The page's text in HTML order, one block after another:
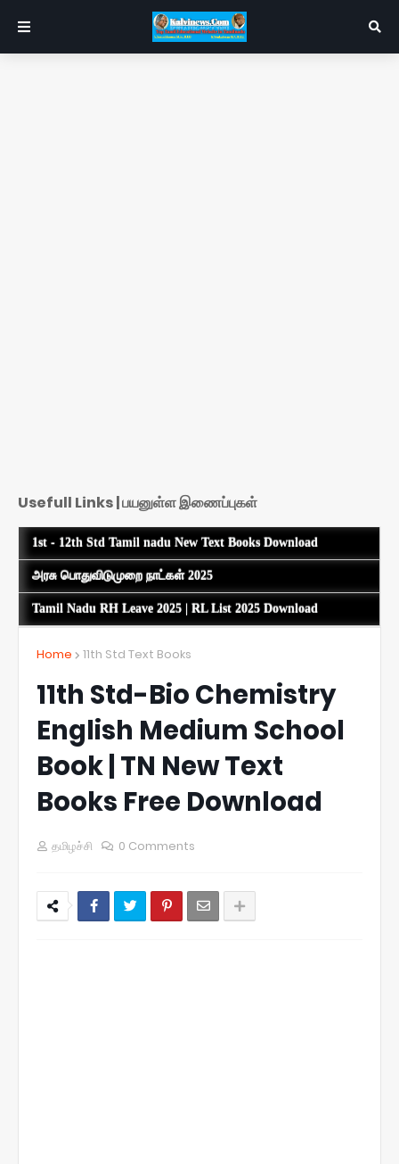
Usefull Links | பயனுள்ள இணைப்புகள்
1st - 12th Std Tamil nadu New Text Books Download
அரசு பொதுவிடுமுறை நாட்கள் 2025
Tamil Nadu RH Leave 2025 | RL List 2025 Download
Home 11th Std Text Books
11th Std-Bio Chemistry
English Medium School
Book | TN New Text
Books Free Download
தமிழச்சி 0 Comments